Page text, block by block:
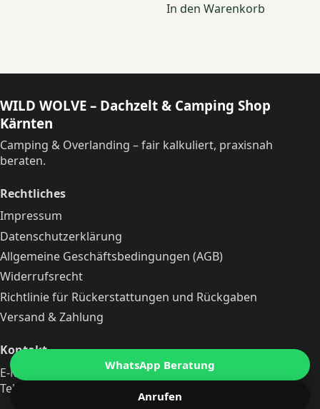
In den Warenkorb
WILD WOLVE – Dachzelt & Camping Shop
Kärnten
Camping & Overlanding – fair kalkuliert, praxisnah
beraten.
Rechtliches
Impressum
Datenschutzerklärung
Allgemeine Geschäftsbedingungen (AGB)
Widerrufsrecht
Richtlinie für Rückerstattungen und Rückgaben
Versand & Zahlung
Kontakt
E-Mail:
michaelleitgeb@zieh-mit-dem-wolf.at
Telefon:
WhatsApp Beratung
Anrufen